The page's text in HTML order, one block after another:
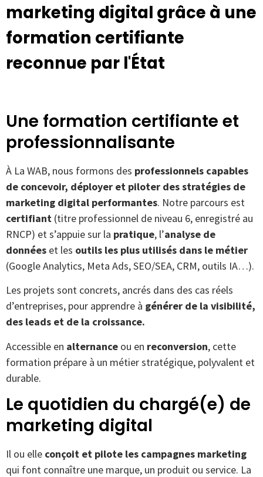
marketing digital grâce à une
formation certifiante
reconnue par l'État
Une formation certifiante et
professionnalisante
À La WAB, nous formons des professionnels capables
de concevoir, déployer et piloter des stratégies de
marketing digital performantes. Notre parcours est
certifiant (titre professionnel de niveau 6, enregistré au
RNCP) et s’appuie sur la pratique, l’analyse de
données et les outils les plus utilisés dans le métier
(Google Analytics, Meta Ads, SEO/SEA, CRM, outils IA…).
Les projets sont concrets, ancrés dans des cas réels
d’entreprises, pour apprendre à générer de la visibilité,
des leads et de la croissance.
Accessible en alternance ou en reconversion, cette
formation prépare à un métier stratégique, polyvalent et
durable.
Le quotidien du chargé(e) de
marketing digital
Il ou elle conçoit et pilote les campagnes marketing
qui font connaître une marque, un produit ou service. La